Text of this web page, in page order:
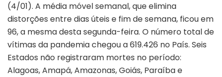
(4/01). A média móvel semanal, que elimina
distorções entre dias úteis e fim de semana, ficou em
96, a mesma desta segunda-feira. O número total de
vítimas da pandemia chegou a 619.426 no País. Seis
Estados não registraram mortes no período:
Alagoas, Amapá, Amazonas, Goiás, Paraíba e